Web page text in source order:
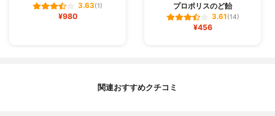
3.63(1)
¥980
プロポリスのど飴
3.61(14)
¥456
関連おすすめクチコミ